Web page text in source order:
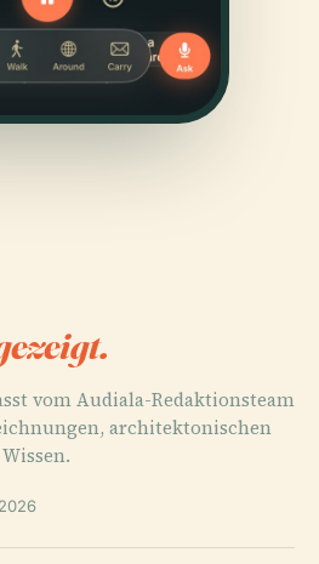
vom Audiala-Redaktionsteam
architektonischen